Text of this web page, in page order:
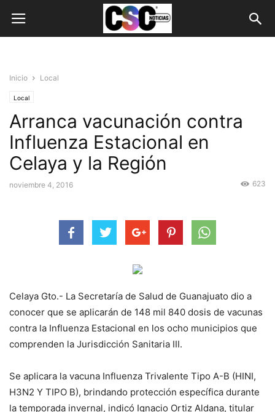
Inicio Local
Local
Arranca vacunación contra
Influenza Estacional en
Celaya y la Región
noviembre 4, 2016 623
Celaya Gto.- La Secretaría de Salud de Guanajuato dio a
conocer que se aplicarán de 148 mil 840 dosis de vacunas
contra la Influenza Estacional en los ocho municipios que
comprenden la Jurisdicción Sanitaria III.
Se aplicara la vacuna Influenza Trivalente Tipo A-B (HINI,
H3N2 Y TIPO B), brindando protección específica durante
la temporada invernal, indicó Ignacio Ortiz Aldana, titular